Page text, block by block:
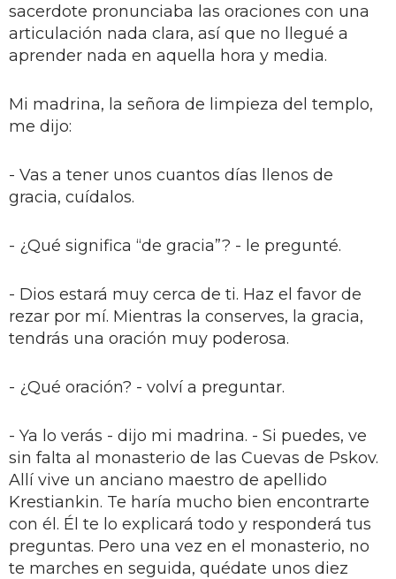
sacerdote pronunciaba las oraciones con una
articulación nada clara, así que no llegué a
aprender nada en aquella hora y media.
Mi madrina, la señora de limpieza del templo,
me dijo:
- Vas a tener unos cuantos días llenos de
gracia, cuídalos.
- ¿Qué significa “de gracia”? - le pregunté.
- Dios estará muy cerca de ti. Haz el favor de
rezar por mí. Mientras la conserves, la gracia,
tendrás una oración muy poderosa.
- ¿Qué oración? - volví a preguntar.
- Ya lo verás - dijo mi madrina. - Si puedes, ve
sin falta al monasterio de las Cuevas de Pskov.
Allí vive un anciano maestro de apellido
Krestiankin. Te haría mucho bien encontrarte
con él. Él te lo explicará todo y responderá tus
preguntas. Pero una vez en el monasterio, no
te marches en seguida, quédate unos diez